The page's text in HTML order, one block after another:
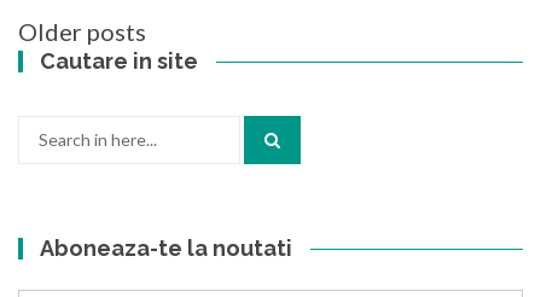
Posts
navigation
Older posts
Cautare in site
Aboneaza-te la noutati